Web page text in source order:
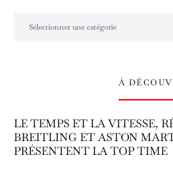
À
LE TEMPS ET LA VITESSE,
BREITLING ET ASTON
PRÉSENTENT LA TOP TIME